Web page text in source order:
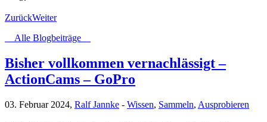
ZurückWeiter
Alle Blogbeiträge
Bisher vollkommen vernachlässigt –
ActionCams – GoPro
03. Februar 2024, Ralf Jannke - Wissen, Sammeln, Ausprobieren